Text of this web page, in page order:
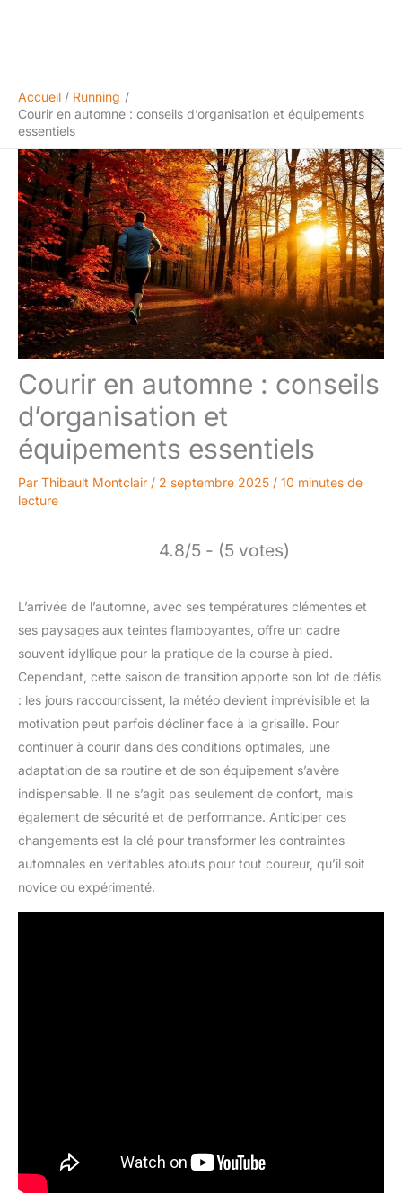
Accueil
Running
Courir en automne : conseils d’organisation et équipements
essentiels
Courir en automne : conseils
d’organisation et
équipements essentiels
Par Thibault Montclair / 2 septembre 2025 / 10 minutes de
lecture
4.8/5 - (5 votes)
L’arrivée de l’automne, avec ses températures clémentes et
ses paysages aux teintes flamboyantes, offre un cadre
souvent idyllique pour la pratique de la course à pied.
Cependant, cette saison de transition apporte son lot de défis
: les jours raccourcissent, la météo devient imprévisible et la
motivation peut parfois décliner face à la grisaille. Pour
continuer à courir dans des conditions optimales, une
adaptation de sa routine et de son équipement s’avère
indispensable. Il ne s’agit pas seulement de confort, mais
également de sécurité et de performance. Anticiper ces
changements est la clé pour transformer les contraintes
automnales en véritables atouts pour tout coureur, qu’il soit
novice ou expérimenté.